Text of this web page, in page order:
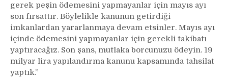
gerek peşin ödemesini yapmayanlar için mayıs ayı
son fırsattır. Böylelikle kanunun getirdiği
imkanlardan yararlanmaya devam etsinler. Mayıs ayı
içinde ödemesini yapmayanlar için gerekli takibatı
yaptıracağız. Son şans, mutlaka borcunuzu ödeyin. 19
milyar lira yapılandırma kanunu kapsamında tahsilat
yaptık.”